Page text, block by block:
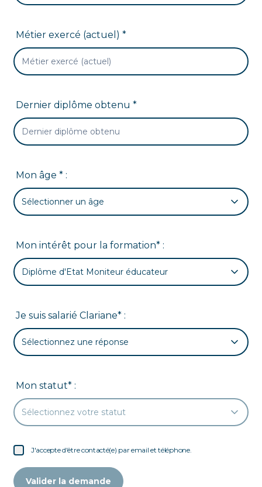
Métier exercé (actuel) *
Dernier diplôme obtenu *
Mon âge * :
Sélectionner un âge
Mon intérêt pour la formation* :
Diplôme d'Etat Moniteur éducateur
Je suis salarié Clariane* :
Sélectionnez une réponse
Mon statut* :
Sélectionnez votre statut
J'accepte d'être contacté(e) par email et téléphone.
Valider la demande